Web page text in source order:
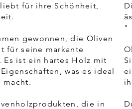
für ihre Schönheit,
gewonnen, die Oliven
für seine markante
Es ist ein hartes Holz mit
was es ideal
macht.
die in
"